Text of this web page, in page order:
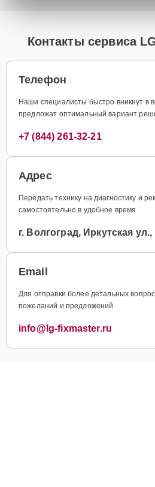
Контакты сервиса
Телефон
Наши специалисты быстро вникнут в
предложат оптимальный вариант
+7 (844) 261-32-21
Адрес
Передать технику на диагностику и
самостоятельно в удобное время
г. Волгоград, Иркутская ул.,
Email
Для отправки более детальных
пожеланий и предложений
info@lg-fixmaster.ru